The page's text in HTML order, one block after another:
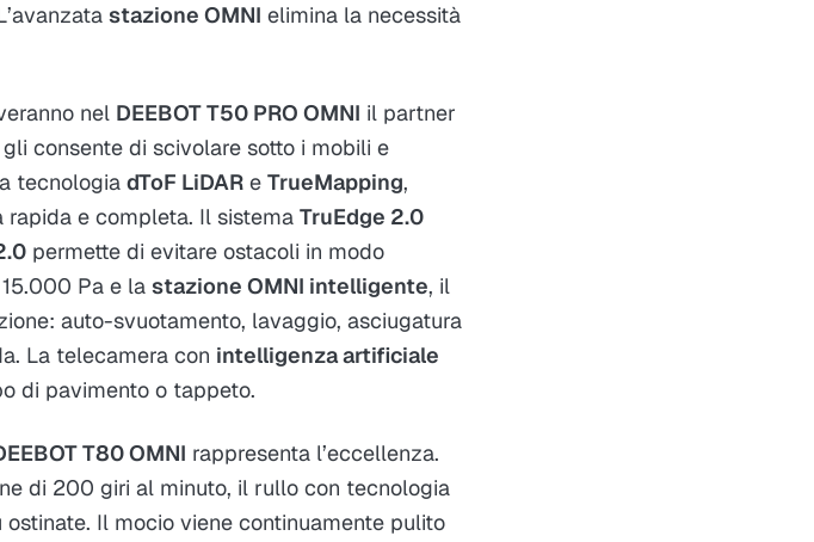
stazione OMNI elimina la necessità
nel DEEBOT T50 PRO OMNI il partner
consente di scivolare sotto i mobili e
tecnologia dToF LiDAR e TrueMapping,
e completa. Il sistema TruEdge 2.0
permette di evitare ostacoli in modo
Pa e la stazione OMNI intelligente, il
auto-svuotamento, lavaggio, asciugatura
La telecamera con intelligenza artificiale
di pavimento o tappeto.
T80 OMNI rappresenta l’eccellenza.
di 200 giri al minuto, il rullo con tecnologia
Il mocio viene continuamente pulito